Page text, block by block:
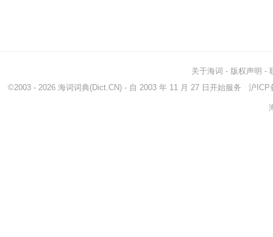
关于海词 - 版权声明 -
©2003 - 2026 海词词典(Dict.CN) - 自 2003 年 11 月 27 日开始服务 沪ICP